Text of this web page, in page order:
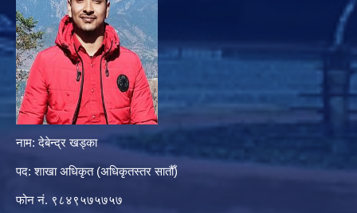
नाम: देबेन्द्र खड्का
पद: शाखा अधिकृत (अधिकृतस्तर सातौँ)
फोन नं. ९८४९५७५७५७